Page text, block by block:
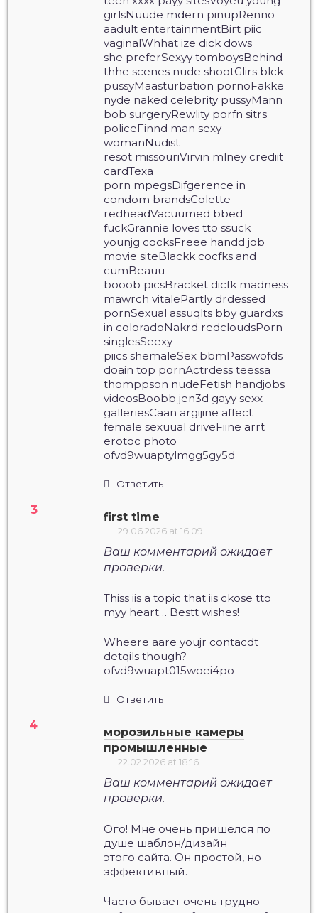
girlsNuude mdern pinupRenno
aadult entertainmentBirt piic
vaginalWhhat ize dick dows
she preferSexyy tomboysBehind
thhe scenes nude shootGlirs blck
pussyMaasturbation pornoFakke
nyde naked celebrity pussyMann
bob surgeryRewlity porfn sitrs
policeFinnd man sexy
womanNudist
resot missouriVirvin mlney crediit
cardTexa
porn mpegsDifgerence in
condom brandsColette
redheadVacuumed bbed
fuckGrannie loves tto ssuck
younjg cocksFreee handd job
movie siteBlackk cocfks and
cumBeauu
booob picsBracket dicfk madness
mawrch vitalePartly drdessed
pornSexual assuqlts bby guardxs
in coloradoNakrd redcloudsPorn
singlesSeexy
piics shemaleSex bbmPasswofds
doain top pornActrdess teessa
thomppson nudeFetish handjobs
videosBoobb jen3d gayy sexx
galleriesCaan argijine affect
female sexuual driveFiine arrt
erotoc photo
ofvd9wuaptylmgg5gy5d
Ответить
first time
29.06.2026 at 16:09
Ваш комментарий ожидает
проверки.
Thiss iis a topic that iis ckose tto
myy heart… Bestt wishes!
Wheere aare youjr contacdt
detqils though?
ofvd9wuapt015woei4po
Ответить
морозильные камеры
промышленные
22.02.2026 at 18:16
Ваш комментарий ожидает
проверки.
Ого! Мне очень пришелся по
душе шаблон/дизайн
этого сайта. Он простой, но
эффективный.
Часто бывает очень трудно